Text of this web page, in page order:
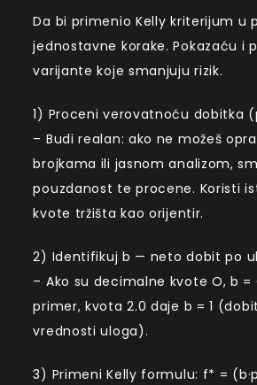
Da bi primenio Kelly kriterijum u
jednostavne korake. Pokazaću i
varijante koje smanjuju rizik.
1) Proceni verovatnoću dobitka
– Budi realan: ako ne možeš
brojkama ili jasnom analizom,
pouzdanost te procene. Koristi
kvote tržišta kao orijentir.
2) Identifikuj b — neto dobit po
– Ako su decimalne kvote O, b =
primer, kvota 2.0 daje b = 1
vrednosti uloga).
3) Primeni Kelly formulu: f* =